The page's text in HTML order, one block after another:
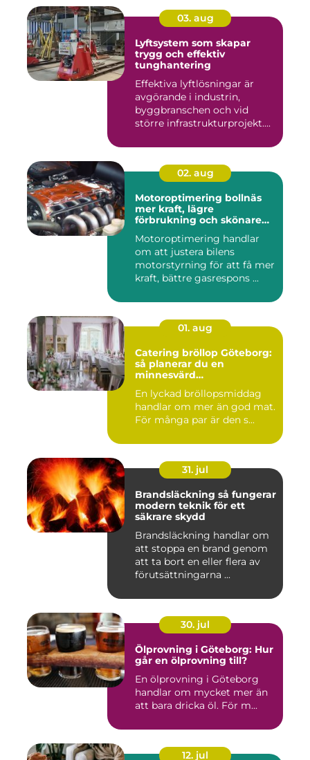
03. aug
Lyftsystem som skapar
trygg och effektiv
tunghantering
Effektiva lyftlösningar är
avgörande i industrin,
byggbranschen och vid
större infrastrukturprojekt....
02. aug
Motoroptimering bollnäs
mer kraft, lägre
förbrukning och skönare
Motoroptimering handlar
om att justera bilens
motorstyrning för att få mer
kraft, bättre gasrespons ...
01. aug
Catering bröllop Göteborg:
så planerar du en
minnesvärd
En lyckad bröllopsmiddag
handlar om mer än god mat.
För många par är den s...
31. jul
Brandsläckning så fungerar
modern teknik för ett
säkrare skydd
Brandsläckning handlar om
att stoppa en brand genom
att ta bort en eller flera av
förutsättningarna ...
30. jul
Ölprovning i Göteborg: Hur
går en ölprovning till?
En ölprovning i Göteborg
handlar om mycket mer än
att bara dricka öl. För m...
12. jul